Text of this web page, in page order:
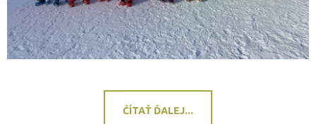
ČÍTAŤ ĎALEJ...